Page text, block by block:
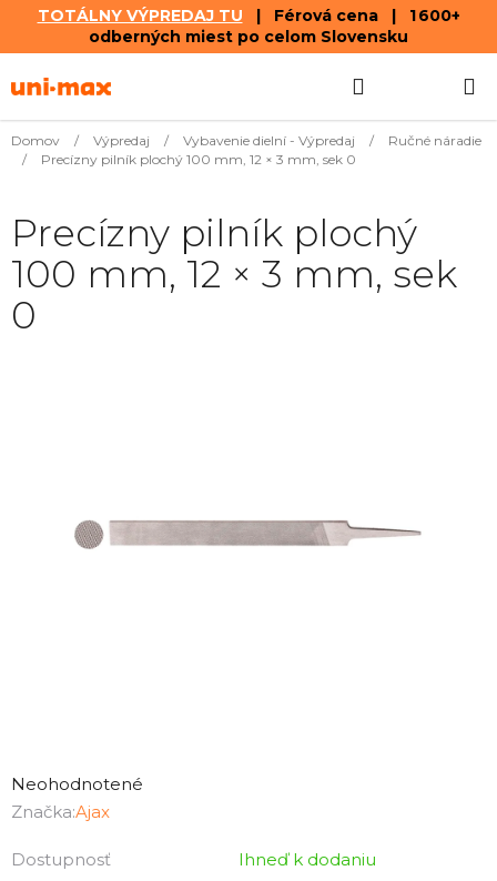
TOTÁLNY VÝPREDAJ TU | Férová cena | 1 600+
odberných miest po celom Slovensku
na
KOŠÍK
Domov / Výpredaj / Vybavenie dielní - Výpredaj /
Ručné náradie
/
Precízny pilník plochý 100 mm, 12 × 3 mm, sek 0
hodnotenie
produktu
0,0
Neohodnotené
Značka:Ajax
Dostupnosť
Ihneď k dodaniu
Precízny pilník plochý
100 mm, 12 × 3 mm, sek
0